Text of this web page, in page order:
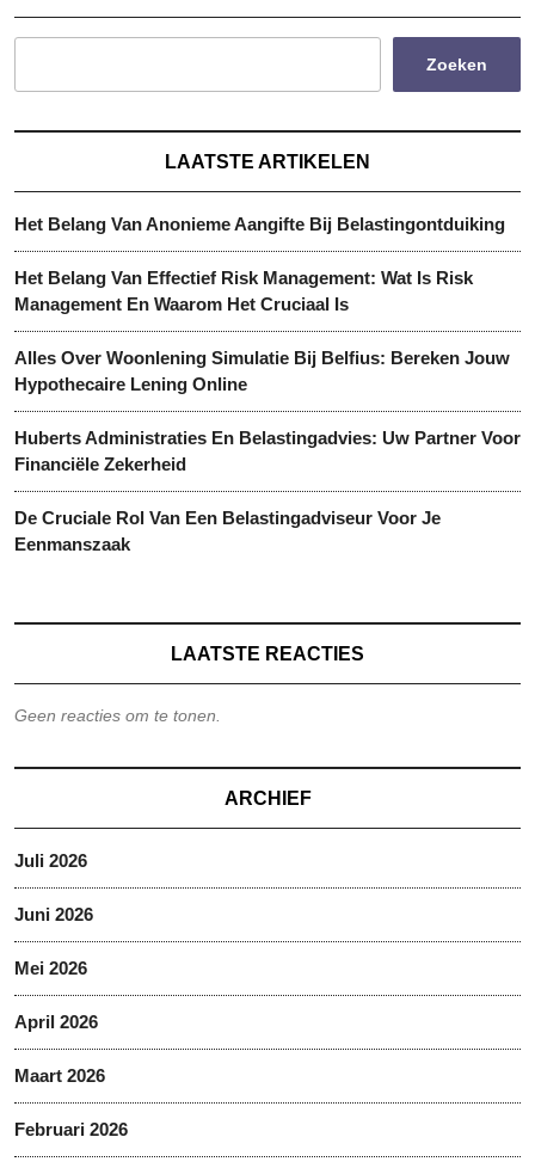
Zoeken
LAATSTE ARTIKELEN
Het Belang Van Anonieme Aangifte Bij Belastingontduiking
Het Belang Van Effectief Risk Management: Wat Is Risk
Management En Waarom Het Cruciaal Is
Alles Over Woonlening Simulatie Bij Belfius: Bereken Jouw
Hypothecaire Lening Online
Huberts Administraties En Belastingadvies: Uw Partner Voor
Financiële Zekerheid
De Cruciale Rol Van Een Belastingadviseur Voor Je
Eenmanszaak
LAATSTE REACTIES
Geen reacties om te tonen.
ARCHIEF
Juli 2026
Juni 2026
Mei 2026
April 2026
Maart 2026
Februari 2026